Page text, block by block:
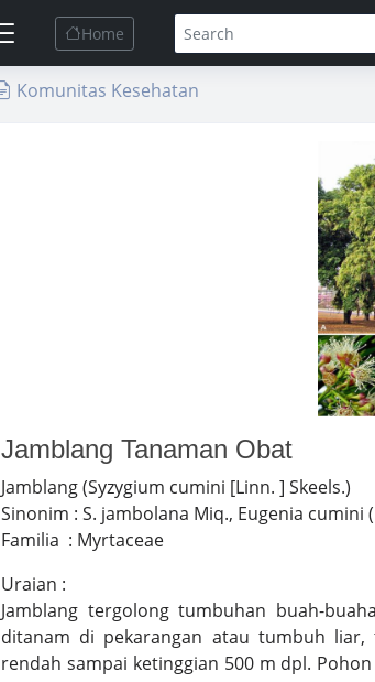
Home
Komunitas Kesehatan
Jamblang Tanaman Obat
Jamblang (Syzygium cumini [Linn. ] Skeels.)
Sinonim : S. jambolana Miq., Eugenia cumini
Familia : Myrtaceae
Uraian :
Jamblang tergolong tumbuhan buah-
ditanam di pekarangan atau tumbuh
rendah sampai ketinggian 500 m dpl.